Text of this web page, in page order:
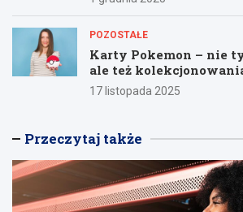
POZOSTAŁE
Karty Pokemon – nie
ale też
17 listopada 2025
Przeczytaj także